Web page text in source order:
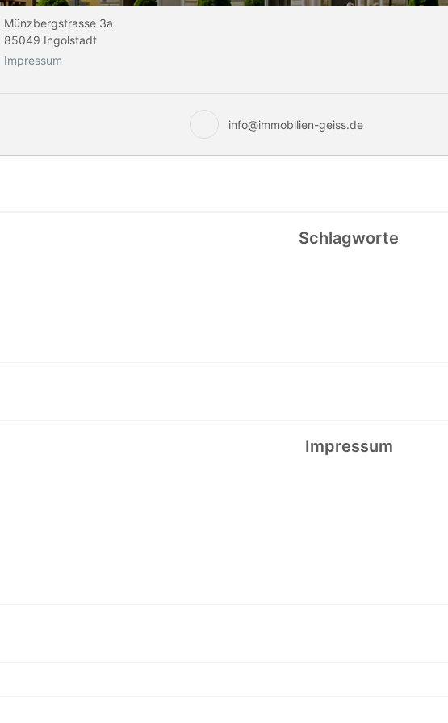
Münzbergstrasse 3a
85049 Ingolstadt
Impressum
info@immobilien-geiss.de
Schlagworte
Impressum